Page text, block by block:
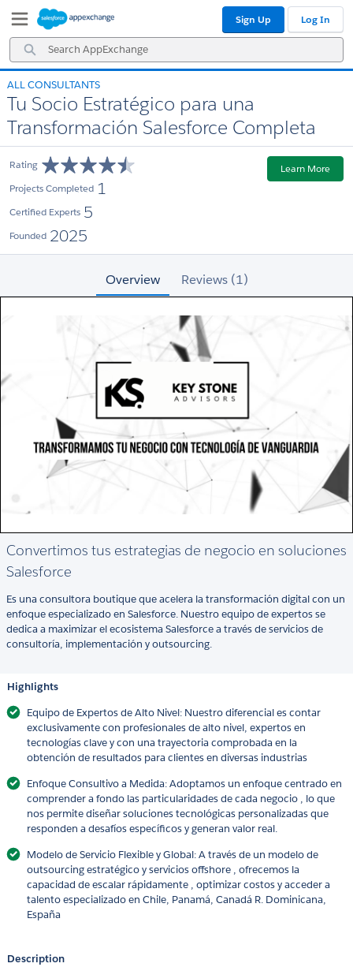
Navigation
Main
Content
Search
AppExchange
Sign Up Log In
ALL CONSULTANTS
Tu Socio Estratégico para una
Transformación Salesforce Completa
Rating
Projects Completed 1
Certified Experts 5
Founded 2025
Learn More
Overview Reviews (1)
Convertimos tus estrategias de negocio en soluciones
Salesforce
Es una consultora boutique que acelera la transformación digital con un
enfoque especializado en Salesforce. Nuestro equipo de expertos se
dedica a maximizar el ecosistema Salesforce a través de servicios de
consultoría, implementación y outsourcing.
Highlights
Equipo de Expertos de Alto Nivel: Nuestro diferencial es contar
exclusivamente con profesionales de alto nivel, expertos en
tecnologías clave y con una trayectoria comprobada en la
obtención de resultados para clientes en diversas industrias
Enfoque Consultivo a Medida: Adoptamos un enfoque centrado en
comprender a fondo las particularidades de cada negocio , lo que
nos permite diseñar soluciones tecnológicas personalizadas que
responden a desafíos específicos y generan valor real.
Modelo de Servicio Flexible y Global: A través de un modelo de
outsourcing estratégico y servicios offshore , ofrecemos la
capacidad de escalar rápidamente , optimizar costos y acceder a
talento especializado en Chile, Panamá, Canadá R. Dominicana,
España
Description